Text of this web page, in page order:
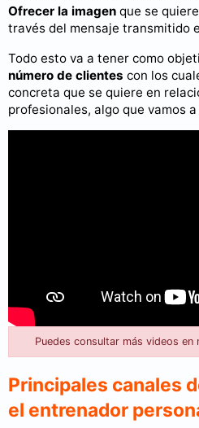
Ofrecer la imagen que se
través del mensaje transmitido
Todo esto va a tener como
número de clientes con los
concreta que se quiere en
profesionales, algo que vamos
Puedes consultar más videos en
Principales canales
el entrenador